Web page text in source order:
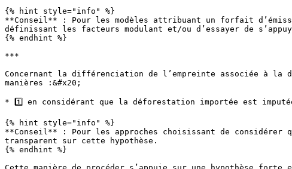
{% hint style="info" %}
**Conseil** : Pour les modèles attribuant un forfait
définissant les facteurs modulant et/ou d’essayer de
{% endhint %}
***
Concernant la différenciation de l’empreinte associée à la
manières :&#x20;
* 1️⃣ en considérant que la déforestation importée est
{% hint style="info" %}
**Conseil** : Pour les approches choisissant de
transparent sur cette hypothèse.
{% endhint %}